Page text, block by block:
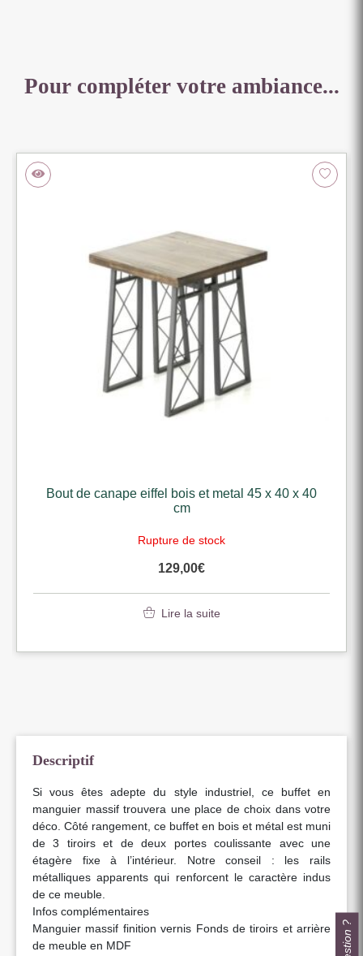
Pour compléter votre ambiance...
Bout de canape eiffel bois et metal 45 x 40 x 40
cm
Rupture de stock
129,00€
Lire la suite
Descriptif
Si vous êtes adepte du style industriel, ce buffet en
manguier massif trouvera une place de choix dans votre
déco. Côté rangement, ce buffet en bois et métal est muni
de 3 tiroirs et de deux portes coulissante avec une
étagère fixe à l’intérieur. Notre conseil : les rails
métalliques apparents qui renforcent le caractère indus
de ce meuble.
Infos complémentaires
Manguier massif finition vernis Fonds de tiroirs et arrière
de meuble en MDF